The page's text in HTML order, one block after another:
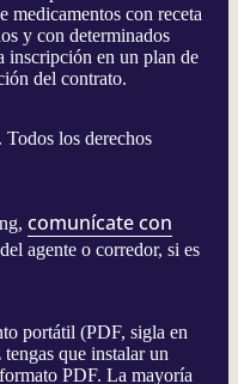
con receta
y con determinados
inscripción en un plan de
del contrato.
los derechos
comunícate con
agente o corredor, si es
portátil (PDF, sigla en
que instalar un
PDF. La mayoría